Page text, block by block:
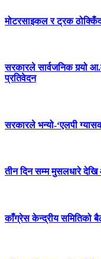
मोटरसाइकल र ट्रक
सरकारले सार्वजनिक गर्‍यो
प्रतिवेदन
सरकारले भन्यो-‘एलपी
तीन दिन सम्म मुसलधारे
काँग्रेस केन्द्रीय समितिको